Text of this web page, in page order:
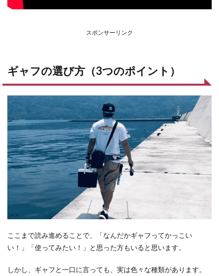
スポンサーリンク
ギャフの選び方（3つのポイント）
ここまで読み進めることで、「なんだかギャフってかっこい
い！」「使ってみたい！」と思った方もいると思います。
しかし、ギャフと一口に言っても、実は色々な種類があります。